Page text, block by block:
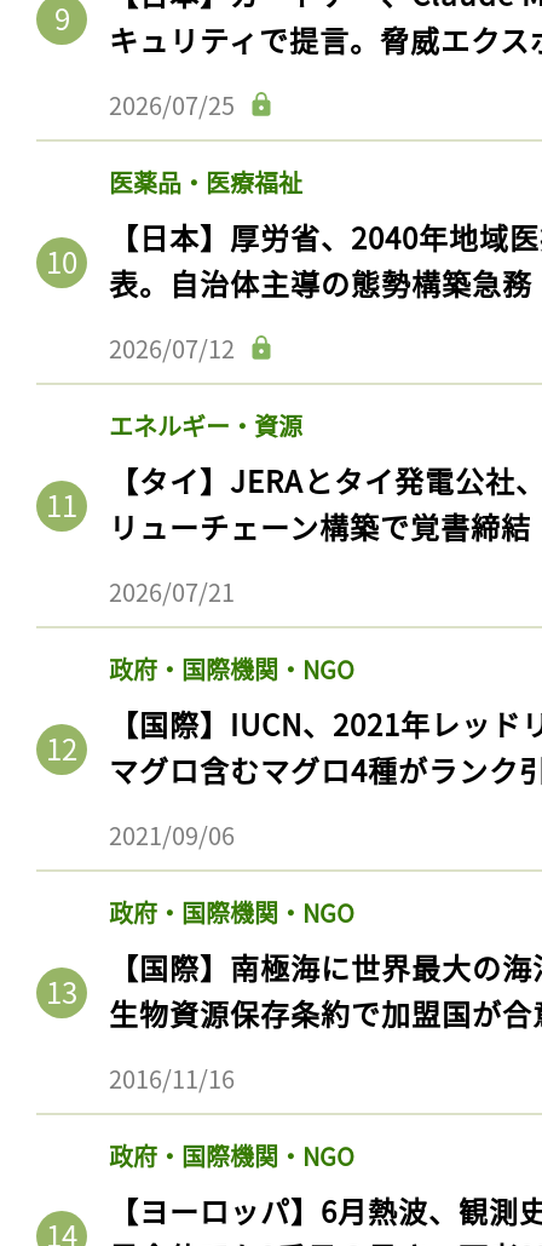
キュリティで提言。脅威エク
2026/07/25
医薬品・医療福祉
【日本】厚労省、2040年地域
表。自治体主導の態勢構築急務
2026/07/12
エネルギー・資源
【タイ】JERAとタイ発電公社
リューチェーン構築で覚書締結
2026/07/21
政府・国際機関・NGO
【国際】IUCN、2021年レッ
マグロ含むマグロ4種がランク
2021/09/06
政府・国際機関・NGO
【国際】南極海に世界最大の
生物資源保存条約で加盟国が合
2016/11/16
政府・国際機関・NGO
【ヨーロッパ】6月熱波、観